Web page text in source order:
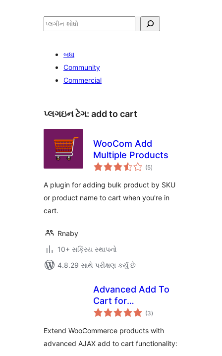
શોધો
બધા
Community
Commercial
પ્લગઇન ટેગ: add to cart
WooCom Add
Multiple Products
(5કુલ
રેટિંગ્સ
)
A plugin for adding bulk product by SKU
or product name to cart when you're in
cart.
Rnaby
10+ સક્રિય સ્થાપનો
4.8.29 સાથે પરીક્ષણ કર્યું છે
Advanced Add To
Cart for
WooCommerce
(3કુલ
રેટિંગ્સ
)
Extend WooCommerce products with
advanced AJAX add to cart functionality: